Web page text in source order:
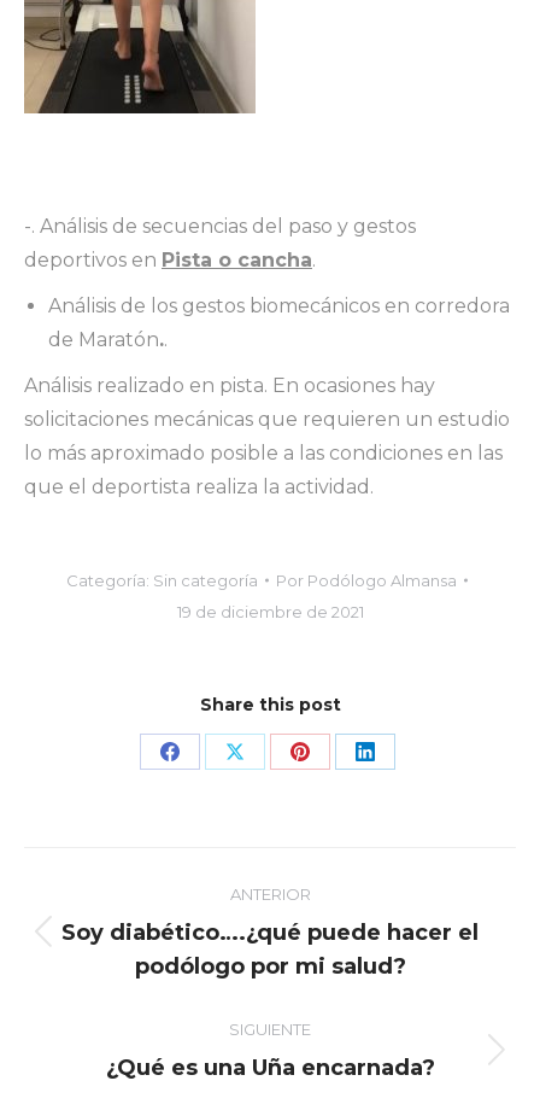
-. Análisis de secuencias del paso y gestos
deportivos en Pista o cancha.
Análisis de los gestos biomecánicos en corredora
de Maratón..
Análisis realizado en pista. En ocasiones hay
solicitaciones mecánicas que requieren un estudio
lo más aproximado posible a las condiciones en las
que el deportista realiza la actividad.
Categoría: Sin categoría Por Podólogo Almansa
19 de diciembre de 2021
Share this post
Share Share Share Share
entre
publicaciones
ANTERIOR
Publicación
anterior:
Soy diabético….¿qué puede hacer el
podólogo por mi salud?
SIGUIENTE
Publicación
¿Qué es una Uña encarnada?